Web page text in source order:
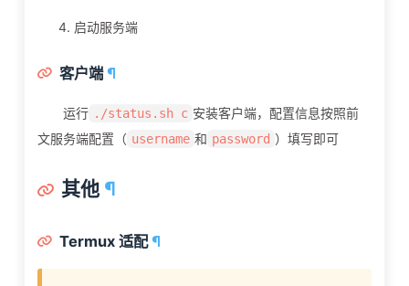
13
15
19
21
24
{
"password"
"type"
"KVM",
"location": "香港",
"region"
}
启动服务端
客户端¶
运行 ./status.sh c 安装客户端，配置信息按照前
文服务端配置（ username 和 password ）填写即可
其他 ¶
Termux 适配¶